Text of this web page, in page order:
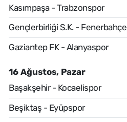
Kasımpaşa - Trabzonspor
Gençlerbirliği S.K. - Fenerbahçe
Gaziantep FK - Alanyaspor
16 Ağustos, Pazar
Başakşehir - Kocaelispor
Beşiktaş - Eyüpspor